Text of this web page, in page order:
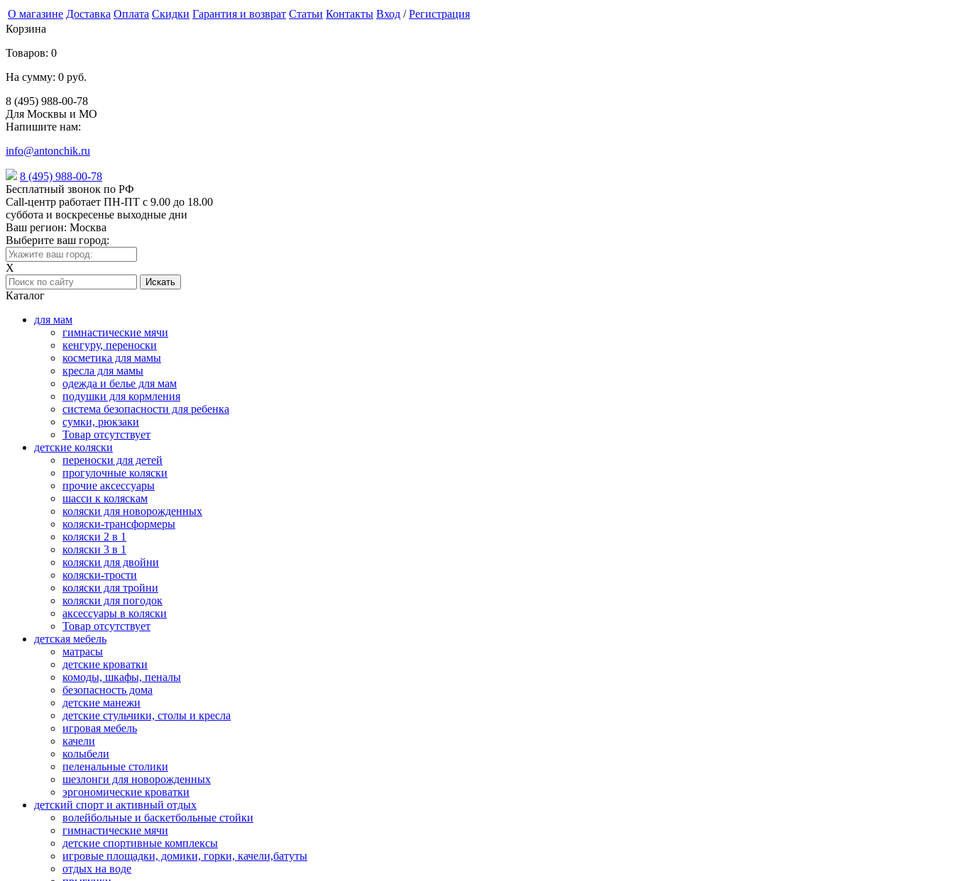
О магазине Доставка Оплата Скидки Гарантия и возврат Статьи Контакты Вход /Регистрация
Корзина
Товаров: 0
На сумму: 0 руб.
8 (495) 988-00-78
Для Москвы и МО
Напишите нам:
info@antonchik.ru
8 (495) 988-00-78
Бесплатный звонок по РФ
Call-центр работает ПН-ПТ с 9.00 до 18.00
суббота и воскресенье выходные дни
Ваш регион: Москва
Выберите ваш город:
X
Каталог
для мам
гимнастические мячи
кенгуру, переноски
косметика для мамы
кресла для мамы
одежда и белье для мам
подушки для кормления
система безопасности для ребенка
сумки, рюкзаки
Товар отсутствует
детские коляски
переноски для детей
прогулочные коляски
прочие аксессуары
шасси к коляскам
коляски для новорожденных
коляски-трансформеры
коляски 2 в 1
коляски 3 в 1
коляски для двойни
коляски-трости
коляски для тройни
коляски для погодок
аксессуары в коляски
Товар отсутствует
детская мебель
матрасы
детские кроватки
комоды, шкафы, пеналы
безопасность дома
детские манежи
детские стульчики, столы и кресла
игровая мебель
качели
колыбели
пеленальные столики
шезлонги для новорожденных
эргономические кроватки
детский спорт и активный отдых
волейбольные и баскетбольные стойки
гимнастические мячи
детские спортивные комплексы
игровые площадки, домики, горки, качели,батуты
отдых на воде